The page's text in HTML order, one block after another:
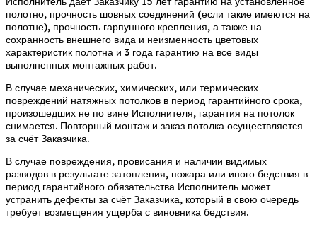
полотно, прочность шовных соединений (если такие имеются на
полотне), прочность гарпунного крепления, а также на
сохранность внешнего вида и неизменность цветовых
характеристик полотна и 3 года гарантию на все виды
выполненных монтажных работ.
В случае механических, химических, или термических
повреждений натяжных потолков в период гарантийного срока,
произошедших не по вине Исполнителя, гарантия на потолок
снимается. Повторный монтаж и заказ потолка осуществляется
за счёт Заказчика.
В случае повреждения, провисания и наличии видимых
разводов в результате затопления, пожара или иного бедствия в
период гарантийного обязательства Исполнитель может
устранить дефекты за счёт Заказчика, который в свою очередь
требует возмещения ущерба с виновника бедствия.